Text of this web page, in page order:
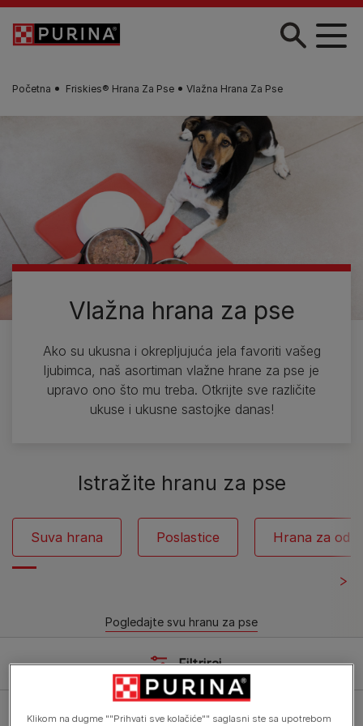
Skip to main content
Početna Friskies® Hrana Za Pse​ Vlažna Hrana Za Pse
Vlažna hrana za pse
Ako su ukusna i okrepljujuća jela favoriti vašeg
ljubimca, naš asortiman vlažne hrane za pse je
upravo ono što mu treba. Otkrijte sve različite
ukuse i ukusne sastojke danas!
Istražite hranu za pse
Suva hrana Poslastice Hrana za
Pogledajte svu hranu za pse
Filtriraj
Klikom na dugme ""Prihvati sve kolačiće"" saglasni ste sa upotrebom